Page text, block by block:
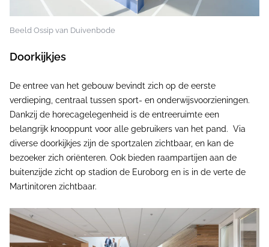
Beeld Ossip van Duivenbode
Doorkijkjes
De entree van het gebouw bevindt zich op de eerste
verdieping, centraal tussen sport- en onderwijsvoorzieningen.
Dankzij de horecagelegenheid is de entreeruimte een
belangrijk knooppunt voor alle gebruikers van het pand. Via
diverse doorkijkjes zijn de sportzalen zichtbaar, en kan de
bezoeker zich oriënteren. Ook bieden raampartijen aan de
buitenzijde zicht op stadion de Euroborg en is in de verte de
Martinitoren zichtbaar.